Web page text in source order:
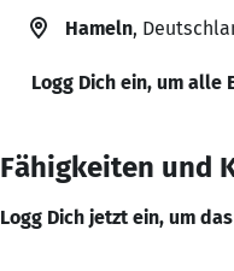
Hameln,
Logg Dich ein, um alle
Fähigkeiten und
Logg Dich jetzt ein, um